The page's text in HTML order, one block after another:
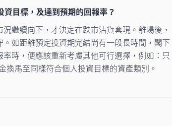
目標，及達到預期的回報率？
繼續向下，才決定在跌市沽貨套現。離場後，
如距離預定投資期完結尚有一段長時間，閣下
時，便應該重新考慮其他可行選擇，例如：只
馬至同樣符合個人投資目標的資產類別。